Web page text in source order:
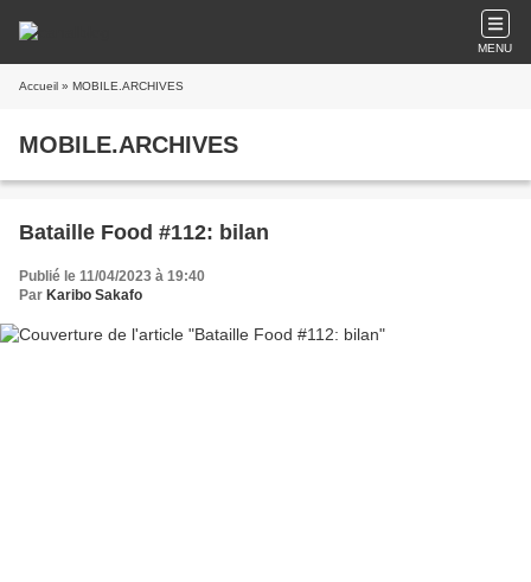
MENU
Accueil » MOBILE.ARCHIVES
MOBILE.ARCHIVES
Bataille Food #112: bilan
Publié le 11/04/2023 à 19:40
Par Karibo Sakafo